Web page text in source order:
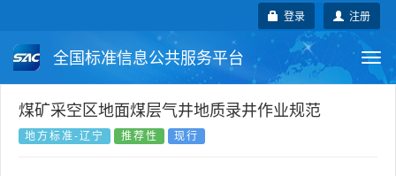
注册
登录
全国标准信息公共服务平台
国家标准 行业标准 地方标准
煤矿采空区地面煤层气井地质录井作业规范
地方标准-辽宁 推荐性 现行